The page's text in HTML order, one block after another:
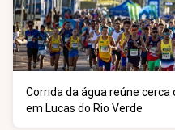
Corrida da água reúne
em Lucas do Rio Verde